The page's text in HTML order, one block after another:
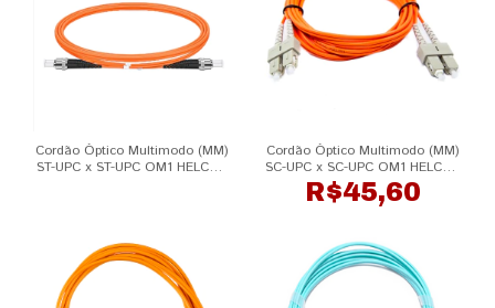
Cordão Óptico Multimodo (MM)
ST-UPC x ST-UPC OM1 HELCON
Cordão Óptico Multimodo (MM)
SC-UPC x SC-UPC OM1 HELCON
Telecom
R$45,60